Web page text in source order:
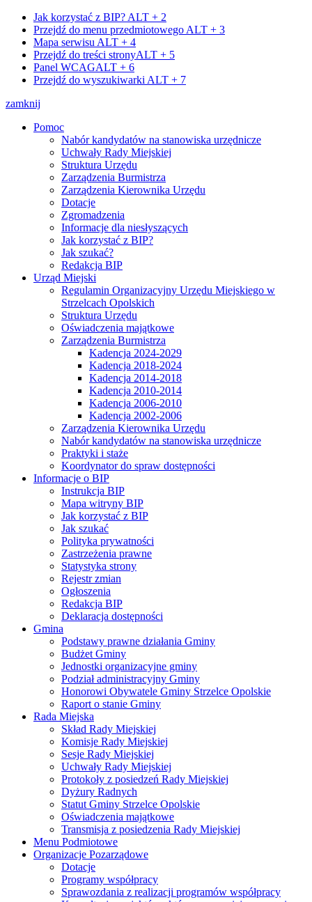
Jak korzystać z BIP? ALT + 2
Przejdź do menu przedmiotowego ALT + 3
Mapa serwisu ALT + 4
Przejdź do treści stronyALT + 5
Panel WCAGALT + 6
Przejdź do wyszukiwarki ALT + 7
zamknij
Pomoc
Nabór kandydatów na stanowiska urzędnicze
Uchwały Rady Miejskiej
Struktura Urzędu
Zarządzenia Burmistrza
Zarządzenia Kierownika Urzędu
Dotacje
Zgromadzenia
Informacje dla niesłyszących
Jak korzystać z BIP?
Jak szukać?
Redakcja BIP
Urząd Miejski
Regulamin Organizacyjny Urzędu Miejskiego w
Strzelcach Opolskich
Struktura Urzędu
Oświadczenia majątkowe
Zarządzenia Burmistrza
Kadencja 2024-2029
Kadencja 2018-2024
Kadencja 2014-2018
Kadencja 2010-2014
Kadencja 2006-2010
Kadencja 2002-2006
Zarządzenia Kierownika Urzędu
Nabór kandydatów na stanowiska urzędnicze
Praktyki i staże
Koordynator do spraw dostępności
Informacje o BIP
Instrukcja BIP
Mapa witryny BIP
Jak korzystać z BIP
Jak szukać
Polityka prywatności
Zastrzeżenia prawne
Statystyka strony
Rejestr zmian
Ogłoszenia
Redakcja BIP
Deklaracja dostępności
Gmina
Podstawy prawne działania Gminy
Budżet Gminy
Jednostki organizacyjne gminy
Podział administracyjny Gminy
Honorowi Obywatele Gminy Strzelce Opolskie
Raport o stanie Gminy
Rada Miejska
Skład Rady Miejskiej
Komisje Rady Miejskiej
Sesje Rady Miejskiej
Uchwały Rady Miejskiej
Protokoły z posiedzeń Rady Miejskiej
Dyżury Radnych
Statut Gminy Strzelce Opolskie
Oświadczenia majątkowe
Transmisja z posiedzenia Rady Miejskiej
Menu Podmiotowe
Organizacje Pozarządowe
Dotacje
Programy współpracy
Sprawozdania z realizacji programów współpracy